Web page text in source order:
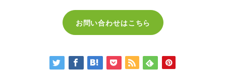
お問い合わせはこちら